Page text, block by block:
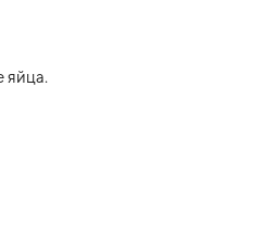
яйца.